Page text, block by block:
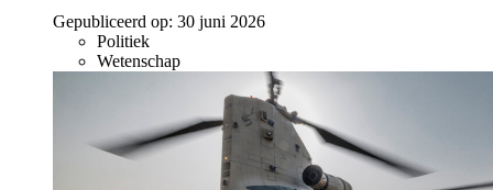
Gepubliceerd op: 30 juni 2026
Politiek
Wetenschap